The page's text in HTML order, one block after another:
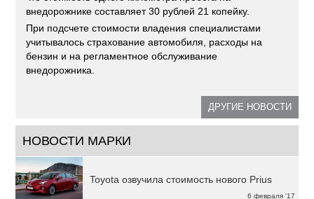
внедорожнике составляет 30 рублей 21 копейку.
При подсчете стоимости владения специалистами
учитывалось страхование автомобиля, расходы на
бензин и на регламентное обслуживание
внедорожника.
ДРУГИЕ НОВОСТИ
НОВОСТИ МАРКИ
6 февраля '17
Toyota озвучила стоимость нового Prius